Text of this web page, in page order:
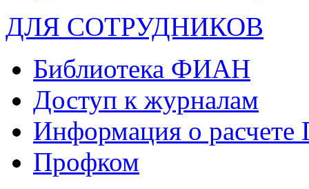
ДЛЯ СОТРУДНИКОВ
Библиотека ФИАН
Доступ к журналам
Информация о
Профком